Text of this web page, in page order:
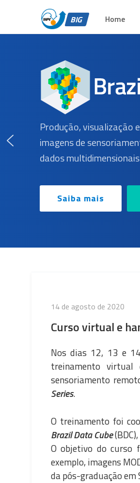
BIG –
Plataforma para Análise e
BIG
Home
Produção, visualização
imagens de
dados
Saiba mais
Publicado
14 de agosto de 2020
Curso virtual e
Nos dias 12, 13 e
treinamento virtual
sensoriamento
Series.
O treinamento foi
Brazil Data Cube
O objetivo do curso
exemplo, imagens
da pós-graduação em